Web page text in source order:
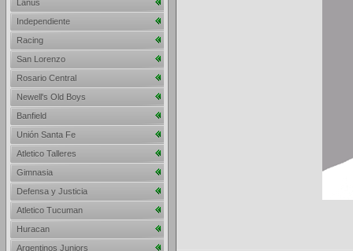
Lanús
Independiente
Racing
San Lorenzo
Rosario Central
Newell's Old Boys
Banfield
Unión Santa Fe
Atletico Talleres
Gimnasia
Defensa y Justicia
Atletico Tucuman
Huracan
Argentinos Juniors